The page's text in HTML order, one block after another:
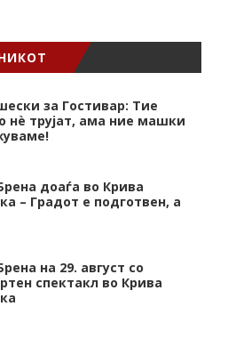
за Гостивар: Тие
нѐ трујат, ама ние машки
доаѓа во Крива
– Градот е подготвен, а
на 29. август со
спектакл во Крива